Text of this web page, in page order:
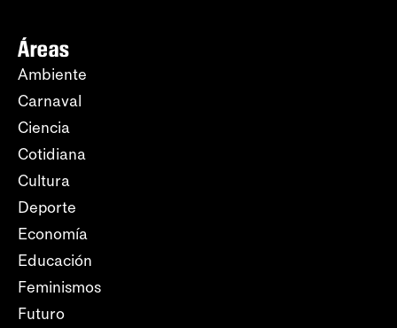
Áreas
Ambiente
Carnaval
Ciencia
Cotidiana
Cultura
Deporte
Economía
Educación
Feminismos
Futuro